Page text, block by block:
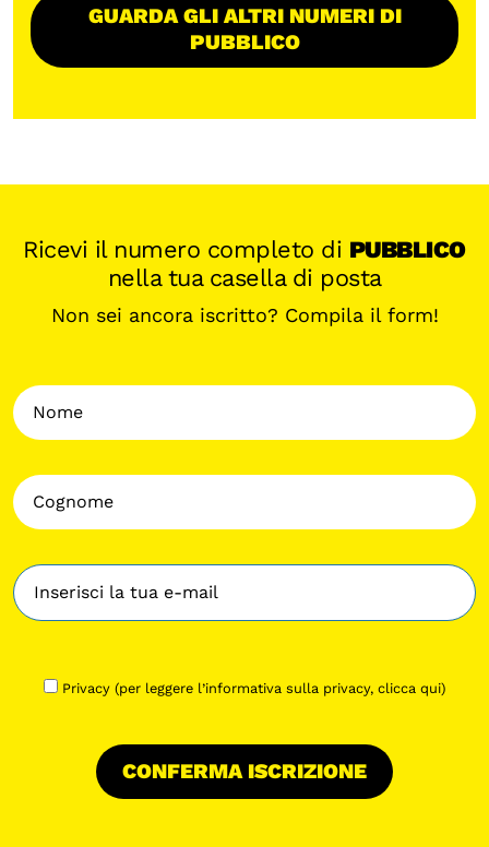
GUARDA GLI ALTRI NUMERI DI
PUBBLICO
Ricevi il numero completo di PUBBLICO
nella tua casella di posta
Non sei ancora iscritto? Compila il form!
Privacy (per leggere l’informativa sulla privacy, clicca qui)